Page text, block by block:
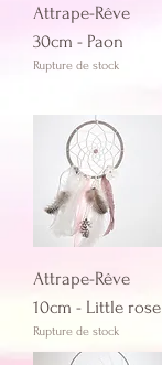
Attrape-Rêve
30cm - Paon
Rupture de stock
Attrape-Rêve
10cm - Little rose
Rupture de stock